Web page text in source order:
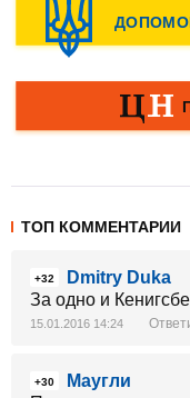
ТОП КОММЕНТАРИИ
+32
Dmitry Duka
За одно и
15.01.2016 14:24
+30
Маугли